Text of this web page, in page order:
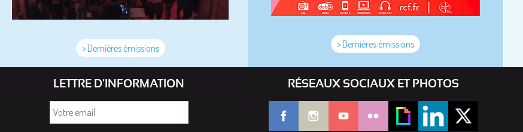
> Dernières émissions > Dernières émissions
LETTRE D'INFORMATION RÉSEAUX SOCIAUX ET PHOTOS